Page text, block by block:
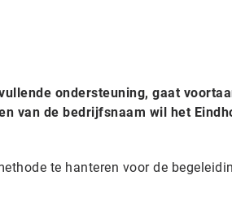
ondersteuning, gaat
van de bedrijfsnaam wil het
te hanteren voor de